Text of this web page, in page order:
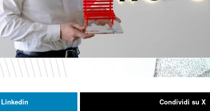
Condividi su X